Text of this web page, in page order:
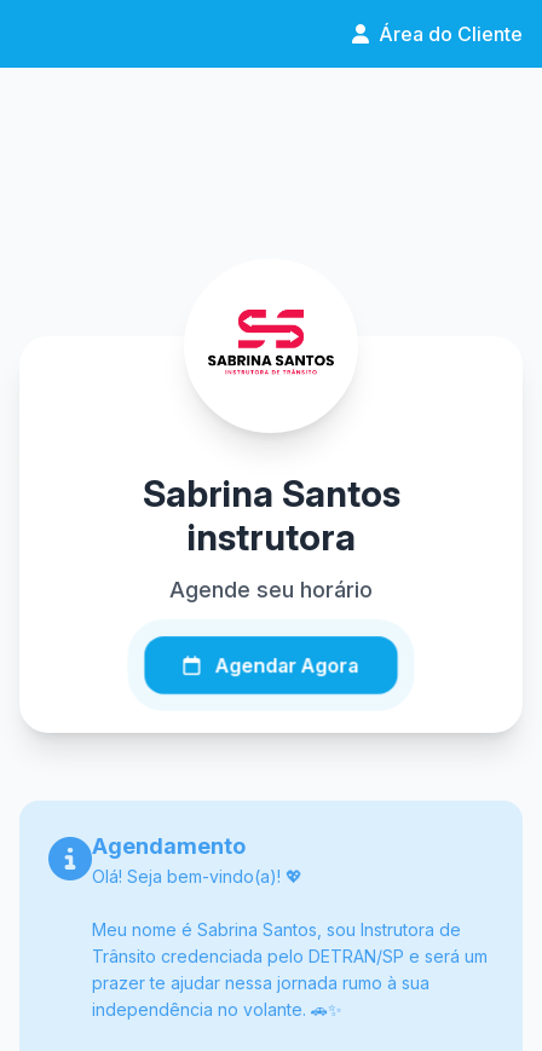
Área do Cliente
Sabrina Santos
instrutora
Agende seu horário
Agendar Agora
Agendamento
Olá! Seja bem-vindo(a)! 💖
Meu nome é Sabrina Santos, sou Instrutora de
Trânsito credenciada pelo DETRAN/SP e será um
prazer te ajudar nessa jornada rumo à sua
independência no volante. 🚗✨